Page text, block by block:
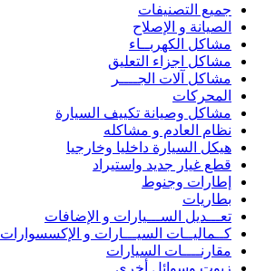
جميع التصنيفات
الصيانة و الإصلاح
مشاكل الكهربــاء
مشاكل اجزاء التعليق
مشاكل آلات الجــــر
المحركات
مشاكل وصيانة تكييف السيارة
نظام العادم و مشاكله
هيكل السيارة داخليا وخارجيا
قطع غيار جديد واستيراد
إطارات وجنوط
بطاريات
تعـــديل الســـيارات و الإضافات
كــماليــات السيـــارات و الإكسسوارات
مقارنــــات السيارات
زيوت وسوائل أخرى